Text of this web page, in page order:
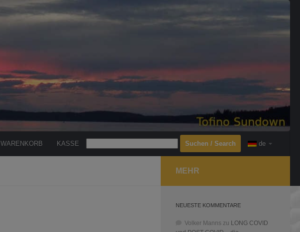
WARENKORB KASSE
Search
de
MEHR
NEUESTE KOMMENTARE
Volker Manns zu LONG COVID